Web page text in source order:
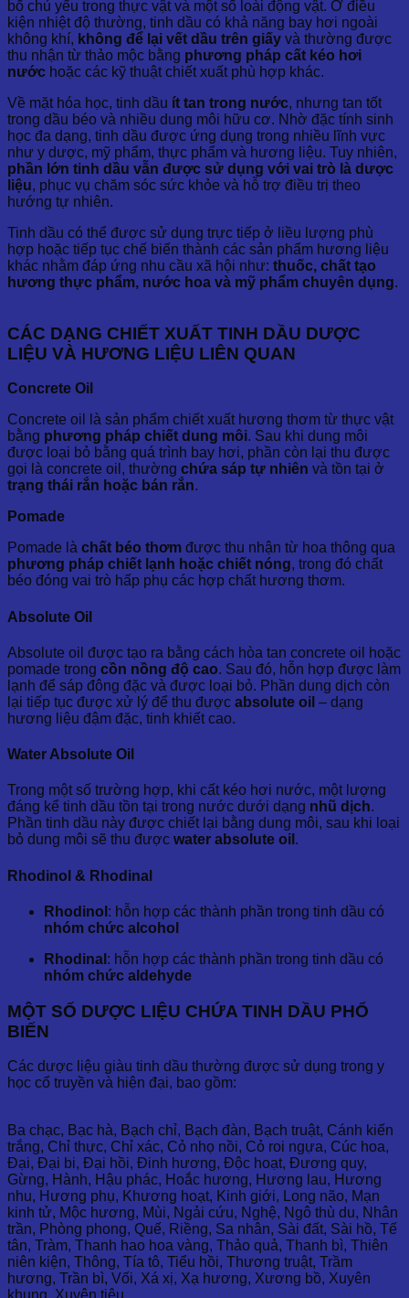
bố chủ yếu trong thực vật và một số loài động vật. Ở điều
kiện nhiệt độ thường, tinh dầu có khả năng bay hơi ngoài
không khí, không để lại vết dầu trên giấy và thường được
thu nhận từ thảo mộc bằng phương pháp cất kéo hơi
nước hoặc các kỹ thuật chiết xuất phù hợp khác.
Về mặt hóa học, tinh dầu ít tan trong nước, nhưng tan tốt
trong dầu béo và nhiều dung môi hữu cơ. Nhờ đặc tính sinh
học đa dạng, tinh dầu được ứng dụng trong nhiều lĩnh vực
như y dược, mỹ phẩm, thực phẩm và hương liệu. Tuy nhiên,
phần lớn tinh dầu vẫn được sử dụng với vai trò là dược
liệu, phục vụ chăm sóc sức khỏe và hỗ trợ điều trị theo
hướng tự nhiên.
Tinh dầu có thể được sử dụng trực tiếp ở liều lượng phù
hợp hoặc tiếp tục chế biến thành các sản phẩm hương liệu
khác nhằm đáp ứng nhu cầu xã hội như: thuốc, chất tạo
hương thực phẩm, nước hoa và mỹ phẩm chuyên dụng.
CÁC DẠNG CHIẾT XUẤT TINH DẦU DƯỢC
LIỆU VÀ HƯƠNG LIỆU LIÊN QUAN
Concrete Oil
Concrete oil là sản phẩm chiết xuất hương thơm từ thực vật
bằng phương pháp chiết dung môi. Sau khi dung môi
được loại bỏ bằng quá trình bay hơi, phần còn lại thu được
gọi là concrete oil, thường chứa sáp tự nhiên và tồn tại ở
trạng thái rắn hoặc bán rắn.
Pomade
Pomade là chất béo thơm được thu nhận từ hoa thông qua
phương pháp chiết lạnh hoặc chiết nóng, trong đó chất
béo đóng vai trò hấp phụ các hợp chất hương thơm.
Absolute Oil
Absolute oil được tạo ra bằng cách hòa tan concrete oil hoặc
pomade trong cồn nồng độ cao. Sau đó, hỗn hợp được làm
lạnh để sáp đông đặc và được loại bỏ. Phần dung dịch còn
lại tiếp tục được xử lý để thu được absolute oil – dạng
hương liệu đậm đặc, tinh khiết cao.
Water Absolute Oil
Trong một số trường hợp, khi cất kéo hơi nước, một lượng
đáng kể tinh dầu tồn tại trong nước dưới dạng nhũ dịch.
Phần tinh dầu này được chiết lại bằng dung môi, sau khi loại
bỏ dung môi sẽ thu được water absolute oil .
Rhodinol & Rhodinal
Rhodinol : hỗn hợp các thành phần trong tinh dầu có
nhóm chức alcohol
Rhodinal : hỗn hợp các thành phần trong tinh dầu có
nhóm chức aldehyde
MỘT SỐ DƯỢC LIỆU CHỨA TINH DẦU PHỔ
BIẾN
Các dược liệu giàu tinh dầu thường được sử dụng trong y
học cổ truyền và hiện đại, bao gồm:
Ba chạc, Bạc hà, Bạch chỉ, Bạch đàn, Bạch truật, Cánh kiến
trắng, Chỉ thực, Chỉ xác, Cỏ nhọ nồi, Cỏ roi ngựa, Cúc hoa,
Đại, Đại bi, Đại hồi, Đinh hương, Độc hoạt, Đương quy,
Gừng, Hành, Hậu phác, Hoắc hương, Hương lau, Hương
nhu, Hương phụ, Khương hoạt, Kinh giới, Long não, Mạn
kinh tử, Mộc hương, Mùi, Ngải cứu, Nghệ, Ngô thù du, Nhân
trần, Phòng phong, Quế, Riềng, Sa nhân, Sài đất, Sài hồ, Tế
tân, Tràm, Thanh hao hoa vàng, Thảo quả, Thanh bì, Thiên
niên kiện, Thông, Tía tô, Tiểu hồi, Thương truật, Trầm
hương, Trần bì, Vối, Xá xị, Xạ hương, Xương bồ, Xuyên